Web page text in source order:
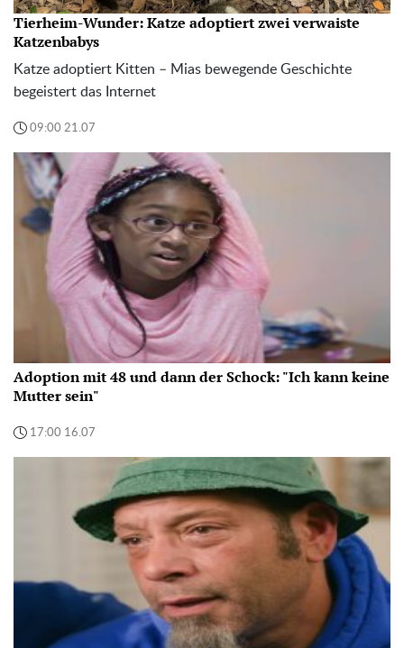
Tierheim-Wunder: Katze adoptiert zwei verwaiste
Katzenbabys
Katze adoptiert Kitten – Mias bewegende Geschichte
begeistert das Internet
09:00 21.07
Adoption mit 48 und dann der Schock: "Ich kann keine
Mutter sein"
17:00 16.07